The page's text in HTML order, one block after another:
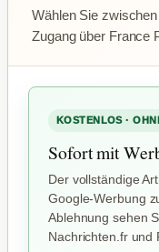
Wählen Sie
Zugang über France
KOSTENLOS ·
Sofort mit
Der vollständige
Google-Werbung
Ablehnung sehen
Nachrichten.fr und